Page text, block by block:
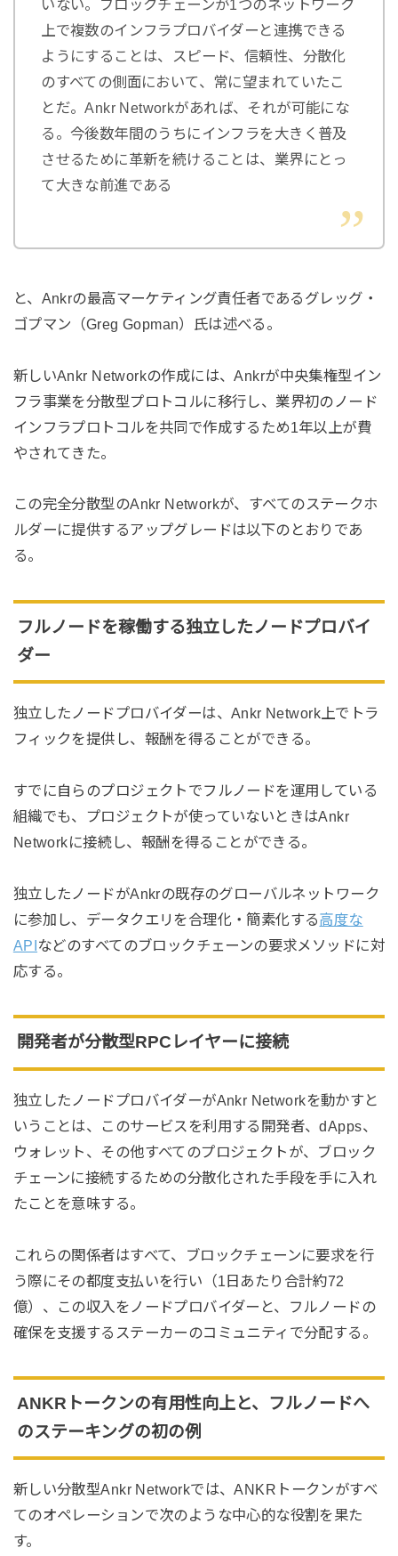
いない。ブロックチェーンが1つのネットワーク
上で複数のインフラプロバイダーと連携できる
ようにすることは、スピード、信頼性、分散化
のすべての側面において、常に望まれていたこ
とだ。Ankr Networkがあれば、それが可能にな
る。今後数年間のうちにインフラを大きく普及
させるために革新を続けることは、業界にとっ
て大きな前進である
と、Ankrの最高マーケティング責任者であるグレッグ・
ゴプマン（Greg Gopman）氏は述べる。
新しいAnkr Networkの作成には、Ankrが中央集権型イン
フラ事業を分散型プロトコルに移行し、業界初のノード
インフラプロトコルを共同で作成するため1年以上が費
やされてきた。
この完全分散型のAnkr Networkが、すべてのステークホ
ルダーに提供するアップグレードは以下のとおりであ
る。
フルノードを稼働する独立したノードプロバイ
ダー
独立したノードプロバイダーは、Ankr Network上でトラ
フィックを提供し、報酬を得ることができる。
すでに自らのプロジェクトでフルノードを運用している
組織でも、プロジェクトが使っていないときはAnkr
Networkに接続し、報酬を得ることができる。
独立したノードがAnkrの既存のグローバルネットワーク
に参加し、データクエリを合理化・簡素化する高度な
APIなどのすべてのブロックチェーンの要求メソッドに対
応する。
開発者が分散型RPCレイヤーに接続
独立したノードプロバイダーがAnkr Networkを動かすと
いうことは、このサービスを利用する開発者、dApps、
ウォレット、その他すべてのプロジェクトが、ブロック
チェーンに接続するための分散化された手段を手に入れ
たことを意味する。
これらの関係者はすべて、ブロックチェーンに要求を行
う際にその都度支払いを行い（1日あたり合計約72
億）、この収入をノードプロバイダーと、フルノードの
確保を支援するステーカーのコミュニティで分配する。
ANKRトークンの有用性向上と、フルノードへ
のステーキングの初の例
新しい分散型Ankr Networkでは、ANKRトークンがすべ
てのオペレーションで次のような中心的な役割を果た
す。